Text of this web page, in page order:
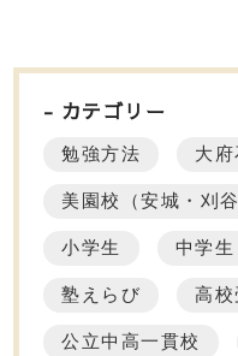
カテゴリー
勉強方法 大
美園校（安城・刈
小学生 中学生
塾えらび 高校
公立中高一貫校